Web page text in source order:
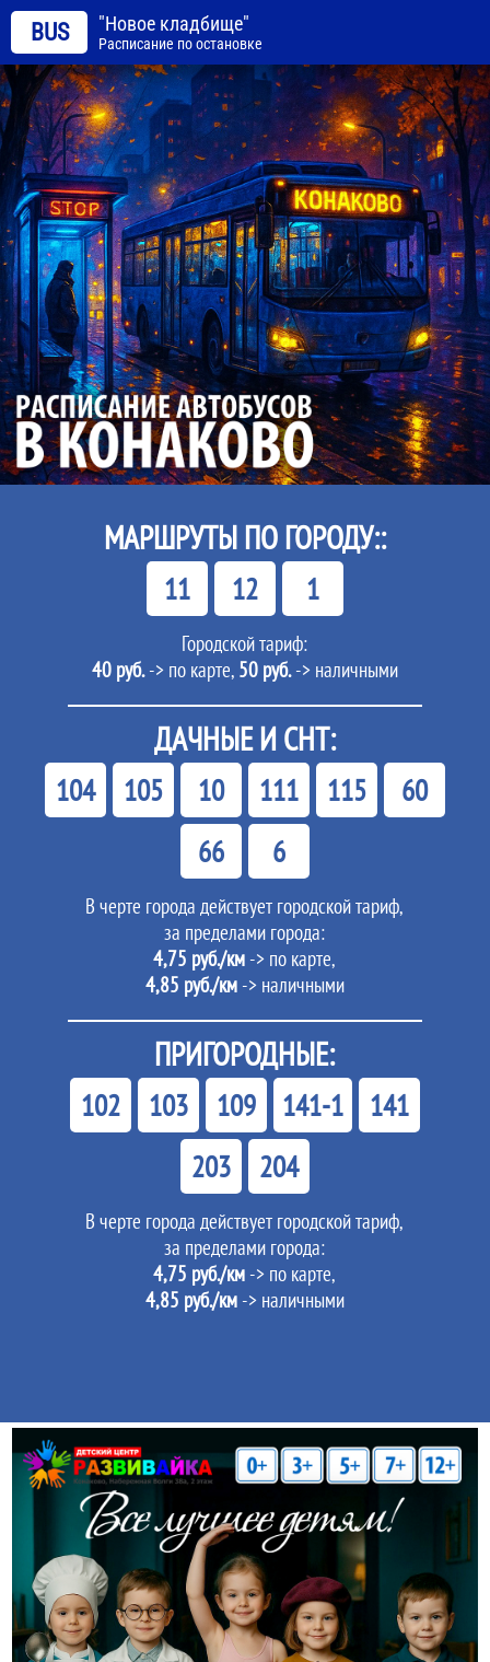
BUS "Новое кладбище"
Расписание по остановке
МАРШРУТЫ ПО ГОРОДУ::
11 12 1
Городской тариф:
40 руб.-> по карте, 50 руб.-> наличными
ДАЧНЫЕ И СНТ:
104 105 10 111 115
60
66
6
В черте города действует городской тариф,
за пределами города:
4,75 руб./км -> по карте,
4,85 руб./км-> наличными
ПРИГОРОДНЫЕ:
102 103 109 141-1
141
203
204
В черте города действует городской тариф,
за пределами города:
4,75 руб./км -> по карте,
4,85 руб./км-> наличными